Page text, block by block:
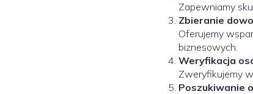
Zapewniamy
Zbieranie
Oferujemy
biznesowych.
Weryfikacja
Zweryfikujemy
Poszukiwanie